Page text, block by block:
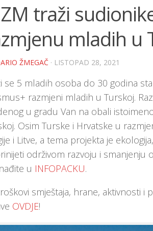
traži
mladih u
ŽMEGAČ · LISTOPAD 28, 2021
se 5 mladih osoba do 30 godina
razmjeni mladih u Turskoj.
u gradu Van na obali
Osim Turske i Hrvatske u
i Litve, a tema projekta je
održivom razvoju i smanjenju
u INFOPACKU.
smještaja, hrane, aktivnosti i
OVDJE!